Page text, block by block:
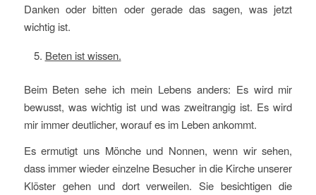
Danken oder bitten oder gerade das sagen, was jetzt
wichtig ist.
Beten ist wissen.
Beim Beten sehe ich mein Lebens anders: Es wird mir
bewusst, was wichtig ist und was zweitrangig ist. Es wird
mir immer deutlicher, worauf es im Leben ankommt.
Es ermutigt uns Mönche und Nonnen, wenn wir sehen,
dass immer wieder einzelne Besucher in die Kirche unserer
Klöster gehen und dort verweilen. Sie besichtigen die